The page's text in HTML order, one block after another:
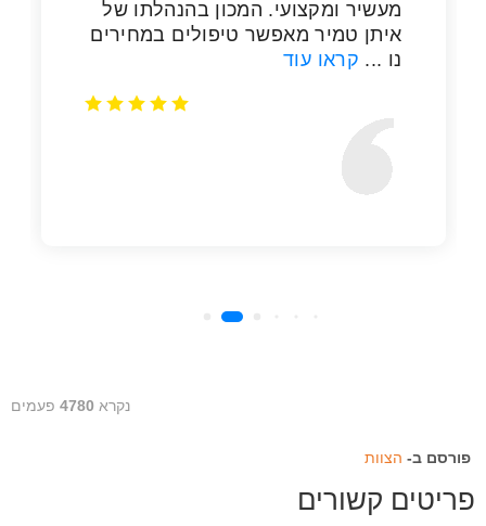
נקרא 4780 פעמים
פורסם ב- הצוות
פריטים קשורים